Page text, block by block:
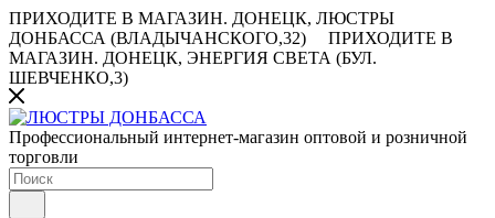
ПРИХОДИТЕ В МАГАЗИН. ДОНЕЦК, ЛЮСТРЫ
ДОНБАССА (ВЛАДЫЧАНСКОГО,32)
ПРИХОДИТЕ В
МАГАЗИН. ДОНЕЦК, ЭНЕРГИЯ СВЕТА (БУЛ.
ШЕВЧЕНКО,3)
Профессиональный интернет-магазин оптовой и розничной
торговли